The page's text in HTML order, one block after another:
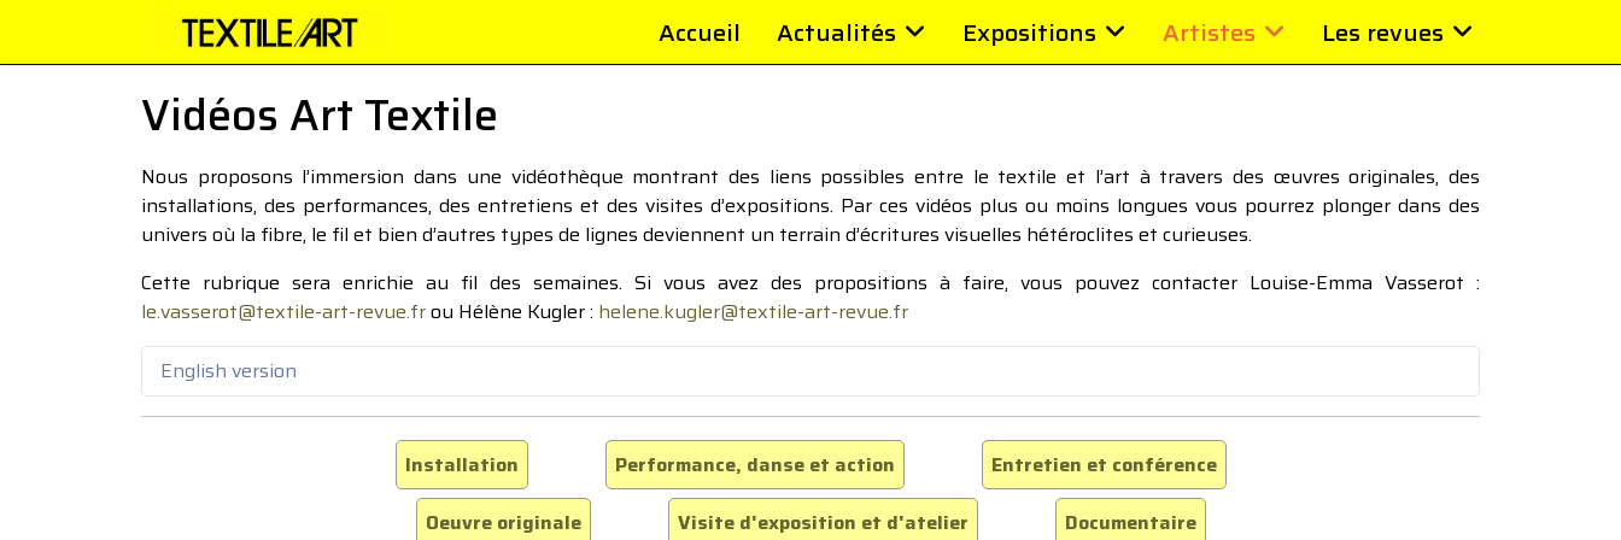
Accueil Actualités Expositions Artistes Les revues
Vidéos Art Textile
Nous proposons l’immersion dans une vidéothèque montrant des liens possibles entre le textile et l’art à travers des œuvres originales, des
installations, des performances, des entretiens et des visites d’expositions. Par ces vidéos plus ou moins longues vous pourrez plonger dans des
univers où la fibre, le fil et bien d’autres types de lignes deviennent un terrain d’écritures visuelles hétéroclites et curieuses.
Cette rubrique sera enrichie au fil des semaines. Si vous avez des propositions à faire, vous pouvez contacter Louise-Emma Vasserot :
le.vasserot@textile-art-revue.frou Hélène Kugler : helene.kugler@textile-art-revue.fr
English version
Installation Performance, danse et action
Entretien et conférence
Oeuvre originale
Visite d'exposition et d'atelier Documentaire